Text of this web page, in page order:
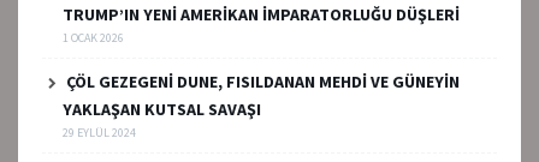
TRUMP’IN YENİ AMERİKAN İMPARATORLUĞU DÜŞLERİ
1 OCAK 2026
ÇÖL GEZEGENİ DUNE, FISILDANAN MEHDİ VE GÜNEYİN
YAKLAŞAN KUTSAL SAVAŞI
29 EYLÜL 2024